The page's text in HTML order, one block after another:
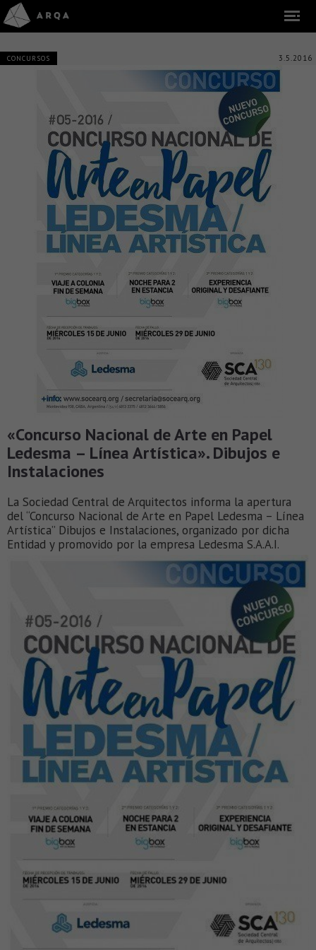
CONCURSOS 3.5.2016
«Concurso Nacional de Arte en Papel
Ledesma – Línea Artística». Dibujos e
Instalaciones
La Sociedad Central de Arquitectos informa la apertura
del “Concurso Nacional de Arte en Papel Ledesma – Línea
Artística” Dibujos e Instalaciones, organizado por dicha
Entidad y promovido por la empresa Ledesma S.A.A.I.